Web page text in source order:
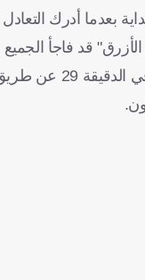
وكان